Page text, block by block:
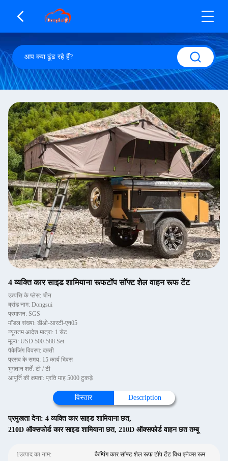
2/3
4 व्यक्ति कार साइड शामियाना रूफटॉप सॉफ्ट शेल वाहन रूफ टेंट
उत्पत्ति के प्लेस: चीन
ब्रांड नाम: Dongsui
प्रमाणन: SGS
मॉडल संख्या: डीओ-आरटी-एन05
न्यूनतम आदेश मात्रा: 1 सेट
मूल्य: USD 500-588 Set
पैकेजिंग विवरण: दफ़्ती
प्रसव के समय: 15 कार्य दिवस
भुगतान शर्तें: टी / टी
आपूर्ति की क्षमता: प्रति माह 5000 टुकड़े
विस्तार Description
प्रमुखता देना: 4 व्यक्ति कार साइड शामियाना छत,
210D ऑक्सफोर्ड कार साइड शामियाना छत, 210D ऑक्सफोर्ड वाहन छत तम्बू
1उत्पाद का नाम: कैम्पिंग कार सॉफ्ट शेल रूफ टॉप टेंट विथ एनेक्स रूम